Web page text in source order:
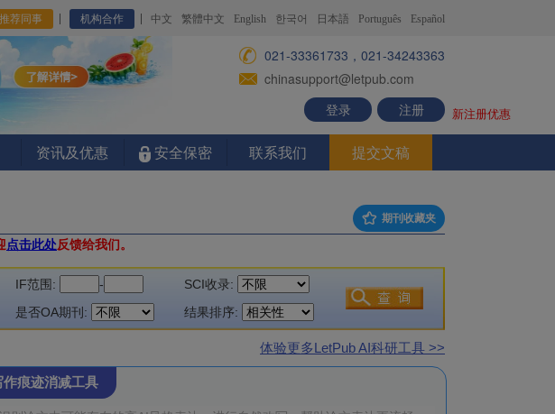
推荐同事 机构合作 中文 繁體中文 English 한국어 日本語 Português Español
021-33361733，021-34243363
chinasupport@letpub.com
登录
注册 新注册优惠
资讯及优惠 安全保密 联系我们 提交文稿
期刊收藏夹
点击此处反馈给我们。
IF范围: -
SCI收录:
是否OA期刊: 结果排序:
体验更多LetPub AI科研工具 >>
作痕迹消减工具